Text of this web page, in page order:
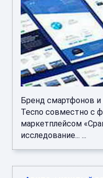
Бренд смартфонов и
Tecno совместно с
маркетплейсом
исследование... ...